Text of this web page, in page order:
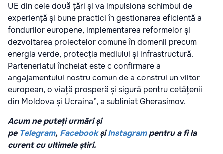
UE din cele două țări și va impulsiona schimbul de
experiență și bune practici în gestionarea eficientă a
fondurilor europene, implementarea reformelor și
dezvoltarea proiectelor comune în domenii precum
energia verde, protecția mediului și infrastructură.
Parteneriatul încheiat este o confirmare a
angajamentului nostru comun de a construi un viitor
european, o viață prosperă și sigură pentru cetățenii
din Moldova și Ucraina”, a subliniat Gherasimov.
Acum ne puteți urmări și
pe Telegram, FacebookșiInstagrampentru a fi la
curent cu ultimele știri.